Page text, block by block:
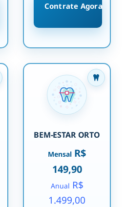
Contrate Agora
BEM-ESTAR ORTO
Mensal R$
149,90
Anual R$
1.499,00